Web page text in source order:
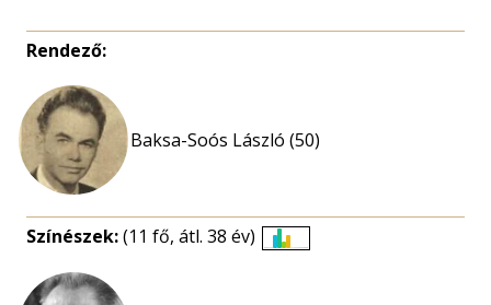
Rendező:
Baksa-Soós László (50)
Színészek:(11 fő, átl. 38 év)